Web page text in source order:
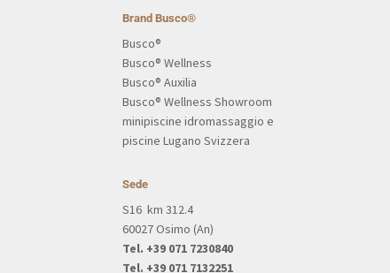
Brand Busco®
Busco®
Busco® Wellness
Busco® Auxilia
Busco® Wellness Showroom
minipiscine idromassaggio e
piscine Lugano Svizzera
Sede
S16 km 312.4
60027 Osimo (An)
Tel. +39 071 7230840
Tel. +39 071 7132251